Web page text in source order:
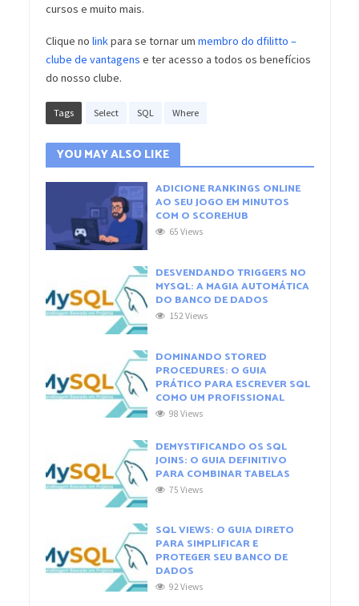
cursos e muito mais.
Clique no linkpara se tornar um membro do dfilitto –
clube de vantagens e ter acesso a todos os benefícios
do nosso clube.
Tags Select SQL Where
YOU MAY ALSO LIKE
ADICIONE RANKINGS ONLINE
AO SEU JOGO EM MINUTOS
COM O SCOREHUB
65 Views
DESVENDANDO TRIGGERS NO
MYSQL: A MAGIA AUTOMÁTICA
DO BANCO DE DADOS
152 Views
DOMINANDO STORED
PROCEDURES: O GUIA
PRÁTICO PARA ESCREVER SQL
COMO UM PROFISSIONAL
98 Views
DEMYSTIFICANDO OS SQL
JOINS: O GUIA DEFINITIVO
PARA COMBINAR TABELAS
75 Views
SQL VIEWS: O GUIA DIRETO
PARA SIMPLIFICAR E
PROTEGER SEU BANCO DE
DADOS
92 Views